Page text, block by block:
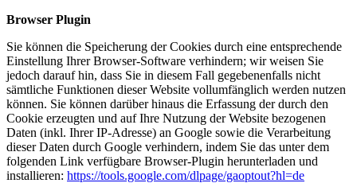
Browser Plugin
Sie können die Speicherung der Cookies durch eine entsprechende
Einstellung Ihrer Browser-Software verhindern; wir weisen Sie
jedoch darauf hin, dass Sie in diesem Fall gegebenenfalls nicht
sämtliche Funktionen dieser Website vollumfänglich werden nutzen
können. Sie können darüber hinaus die Erfassung der durch den
Cookie erzeugten und auf Ihre Nutzung der Website bezogenen
Daten (inkl. Ihrer IP-Adresse) an Google sowie die Verarbeitung
dieser Daten durch Google verhindern, indem Sie das unter dem
folgenden Link verfügbare Browser-Plugin herunterladen und
installieren: https://tools.google.com/dlpage/gaoptout?hl=de